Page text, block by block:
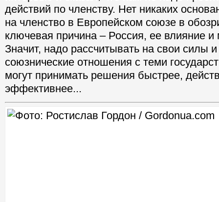
действий по членству. Нет никаких
на членство в Европейском союзе в
ключевая причина – Россия, ее влияние и
Значит, надо рассчитывать на свои силы и
союзнические отношения с теми
могут принимать решения быстрее,
эффективнее...